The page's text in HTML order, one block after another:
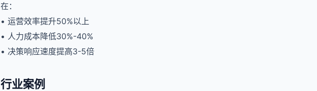
在：
• 运营效率提升50%以上
• 人力成本降低30%-40%
• 决策响应速度提高3-5倍
行业案例